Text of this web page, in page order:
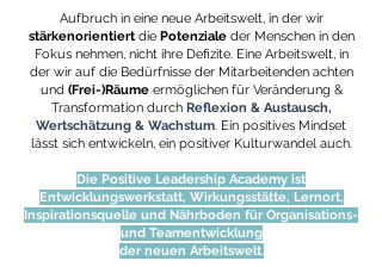
Aufbruch in eine neue Arbeitswelt, in der wir
stärkenorientiertdie Potenzialeder Menschen in den
Fokus nehmen, nicht ihre Defizite. Eine Arbeitswelt, in
der wir auf die Bedürfnisse der Mitarbeitenden achten
und (Frei-)Räumeermöglichen für Veränderung &
Transformation durch Reflexion & Austausch,
Wertschätzung & Wachstum Ein positives Mindset
lässt sich entwickeln, ein positiver Kulturwandel auch.
Die Positive Leadership Academy ist
Entwicklungswerkstatt, Wirkungsstätte, Lernort,
Inspirationsquelle und Nährboden für Organisations-
und Teamentwicklung
der neuen Arbeitswelt.